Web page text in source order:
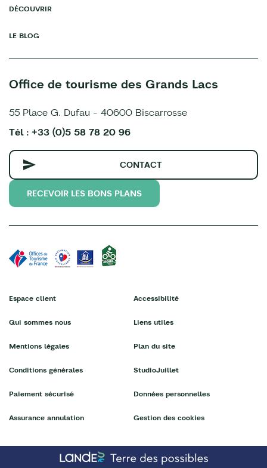
DÉCOUVRIR
LE BLOG
Office de tourisme des Grands Lacs
55 Place G. Dufau - 40600 Biscarrosse
Tél : +33 (0)5 58 78 20 96
CONTACT
RECEVOIR LES BONS PLANS
Espace client
Qui sommes nous
Mentions légales
Conditions générales
Paiement sécurisé
Assurance annulation
Accessibilité
Liens utiles
Plan du site
StudioJuillet
Données personnelles
Gestion des cookies